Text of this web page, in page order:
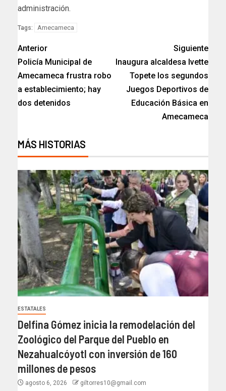
administración.
Tags: Amecameca
Anterior
Policía Municipal de
Amecameca frustra robo
a establecimiento; hay
dos detenidos
Siguiente
Inaugura alcaldesa Ivette
Topete los segundos
Juegos Deportivos de
Educación Básica en
Amecameca
MÁS HISTORIAS
ESTATALES
Delfina Gómez inicia la remodelación del
Zoológico del Parque del Pueblo en
Nezahualcóyotl con inversión de 160
millones de pesos
agosto 6, 2026 giltorres10@gmail.com